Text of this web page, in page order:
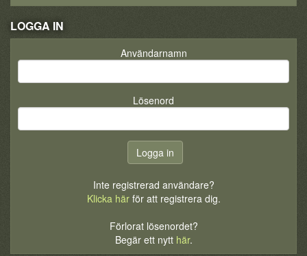
LOGGA IN
Användarnamn
Lösenord
Inte registrerad användare?
Klicka härför att registrera dig.
Förlorat lösenordet?
Begär ett nytt här.